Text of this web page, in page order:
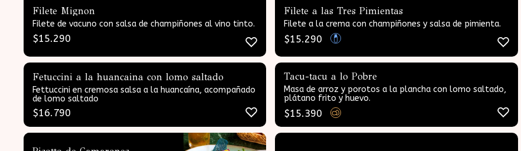
Filete Mignon
Filete de vacuno con salsa de champiñones al vino tinto.
$15.290
Filete a las Tres Pimientas
Filete a la crema con champiñones y salsa de pimienta.
$15.290
Fetuccini a la huancaina con lomo saltado
Fettuccini en cremosa salsa a la huancaína, acompañado
de lomo saltado
$16.790
Tacu-tacu a lo Pobre
Masa de arroz y porotos a la plancha con lomo saltado,
plátano frito y huevo.
$15.390